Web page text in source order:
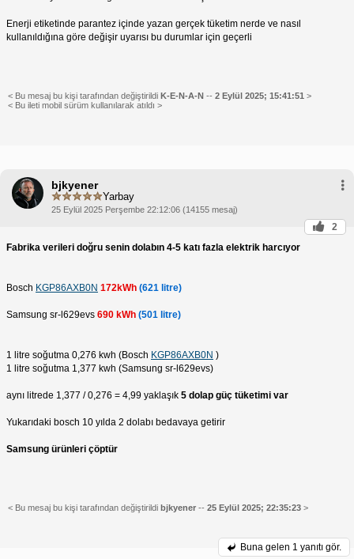
Enerji etiketinde parantez içinde yazan gerçek tüketim nerde ve nasıl
kullanıldığına göre değişir uyarısı bu durumlar için geçerli
< Bu mesaj bu kişi tarafından değiştirildi K-E-N-A-N -- 2 Eylül 2025; 15:41:51 >
< Bu ileti mobil sürüm kullanılarak atıldı >
bjkyener
Yarbay
25 Eylül 2025 Perşembe 22:12:06 (14155 mesaj)
2
Fabrika verileri doğru senin dolabın 4-5 katı fazla elektrik harcıyor
Bosch KGP86AXB0N 172kWh (621 litre)
Samsung sr-l629evs 690 kWh (501 litre)
1 litre soğutma 0,276 kwh (Bosch KGP86AXB0N )
1 litre soğutma 1,377 kwh (Samsung sr-l629evs)
aynı litrede 1,377 / 0,276 = 4,99 yaklaşık 5 dolap güç tüketimi var
Yukarıdaki bosch 10 yılda 2 dolabı bedavaya getirir
Samsung ürünleri çöptür
< Bu mesaj bu kişi tarafından değiştirildi bjkyener -- 25 Eylül 2025; 22:35:23 >
Buna gelen 1 yanıtı gör.